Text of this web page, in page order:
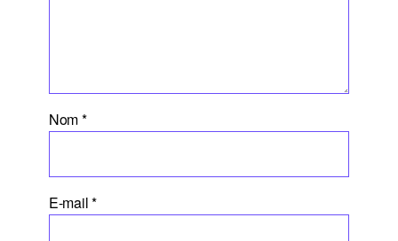
Nom*
E-mail*